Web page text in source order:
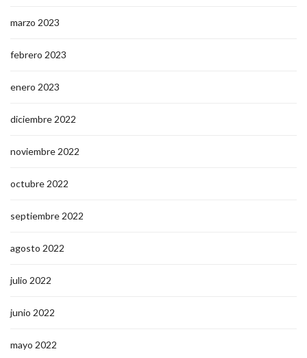
marzo 2023
febrero 2023
enero 2023
diciembre 2022
noviembre 2022
octubre 2022
septiembre 2022
agosto 2022
julio 2022
junio 2022
mayo 2022